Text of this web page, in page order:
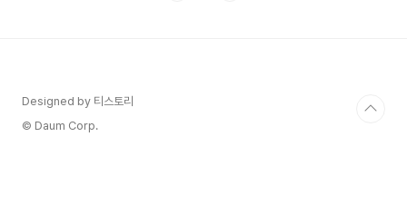
Designed by 티스토리
© Daum Corp.